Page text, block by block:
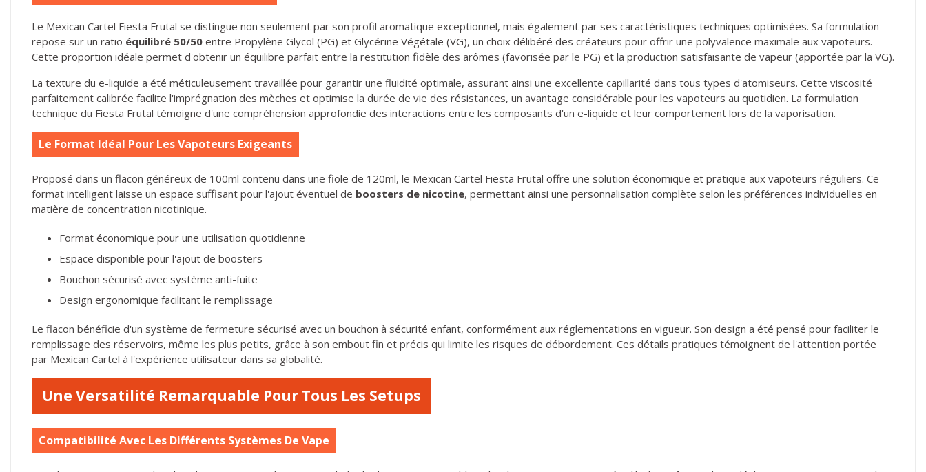
Le Mexican Cartel Fiesta Frutal se distingue non seulement par son profil aromatique exceptionnel, mais également par ses caractéristiques techniques optimisées. Sa formulation
repose sur un ratio équilibré 50/50 entre Propylène Glycol (PG) et Glycérine Végétale (VG), un choix délibéré des créateurs pour offrir une polyvalence maximale aux vapoteurs.
Cette proportion idéale permet d'obtenir un équilibre parfait entre la restitution fidèle des arômes (favorisée par le PG) et la production satisfaisante de vapeur (apportée par la VG).
La texture du e-liquide a été méticuleusement travaillée pour garantir une fluidité optimale, assurant ainsi une excellente capillarité dans tous types d'atomiseurs. Cette viscosité
parfaitement calibrée facilite l'imprégnation des mèches et optimise la durée de vie des résistances, un avantage considérable pour les vapoteurs au quotidien. La formulation
technique du Fiesta Frutal témoigne d'une compréhension approfondie des interactions entre les composants d'un e-liquide et leur comportement lors de la vaporisation.
Le Format Idéal Pour Les Vapoteurs Exigeants
Proposé dans un flacon généreux de 100ml contenu dans une fiole de 120ml, le Mexican Cartel Fiesta Frutal offre une solution économique et pratique aux vapoteurs réguliers. Ce
format intelligent laisse un espace suffisant pour l'ajout éventuel de boosters de nicotine, permettant ainsi une personnalisation complète selon les préférences individuelles en
matière de concentration nicotinique.
Format économique pour une utilisation quotidienne
Espace disponible pour l'ajout de boosters
Bouchon sécurisé avec système anti-fuite
Design ergonomique facilitant le remplissage
Le flacon bénéficie d'un système de fermeture sécurisé avec un bouchon à sécurité enfant, conformément aux réglementations en vigueur. Son design a été pensé pour faciliter le
remplissage des réservoirs, même les plus petits, grâce à son embout fin et précis qui limite les risques de débordement. Ces détails pratiques témoignent de l'attention portée
par Mexican Cartel à l'expérience utilisateur dans sa globalité.
Une Versatilité Remarquable Pour Tous Les Setups
Compatibilité Avec Les Différents Systèmes De Vape